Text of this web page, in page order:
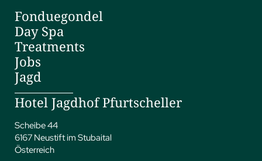
Fonduegondel
Day Spa
Treatments
Jobs
Jagd
Hotel Jagdhof Pfurtscheller
Scheibe 44
6167 Neustift im Stubaital
Österreich